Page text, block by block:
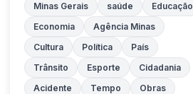
Minas Gerais
saúde
Educação
Economia
Agência Minas
Cultura
Política
País
Trânsito
Esporte
Cidadania
Acidente
Tempo Obras